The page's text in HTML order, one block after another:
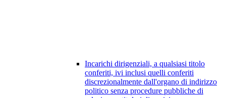
Incarichi dirigenziali, a qualsiasi titolo
conferiti, ivi inclusi quelli conferiti
discrezionalmente dall'organo di indirizzo
politico senza procedure pubbliche di